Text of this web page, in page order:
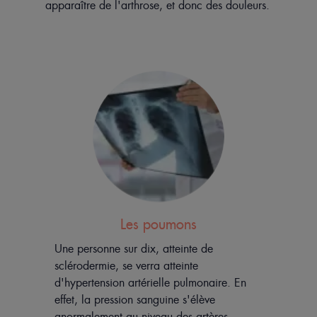
apparaître de l'arthrose, et donc des douleurs.
Les poumons
Une personne sur dix, atteinte de
sclérodermie, se verra atteinte
d'hypertension artérielle pulmonaire. En
effet, la pression sanguine s'élève